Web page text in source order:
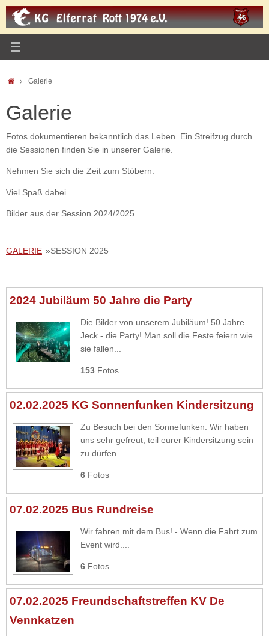
Zum
Inhalt
springen
StartGalerie
Galerie
Fotos dokumentieren bekanntlich das Leben. Ein Streifzug durch
die Sessionen finden Sie in unserer Galerie.
Nehmen Sie sich die Zeit zum Stöbern.
Viel Spaß dabei.
Bilder aus der Session 2024/2025
GALERIE »SESSION 2025
2024 Jubiläum 50 Jahre die Party
Die Bilder von unserem Jubiläum! 50 Jahre
Jeck - die Party! Man soll die Feste feiern wie
sie fallen...
153 Fotos
02.02.2025 KG Sonnenfunken Kindersitzung
Zu Besuch bei den Sonnefunken. Wir haben
uns sehr gefreut, teil eurer Kindersitzung sein
zu dürfen.
6 Fotos
07.02.2025 Bus Rundreise
Wir fahren mit dem Bus! - Wenn die Fahrt zum
Event wird....
6 Fotos
07.02.2025 Freundschaftstreffen KV De
Vennkatzen